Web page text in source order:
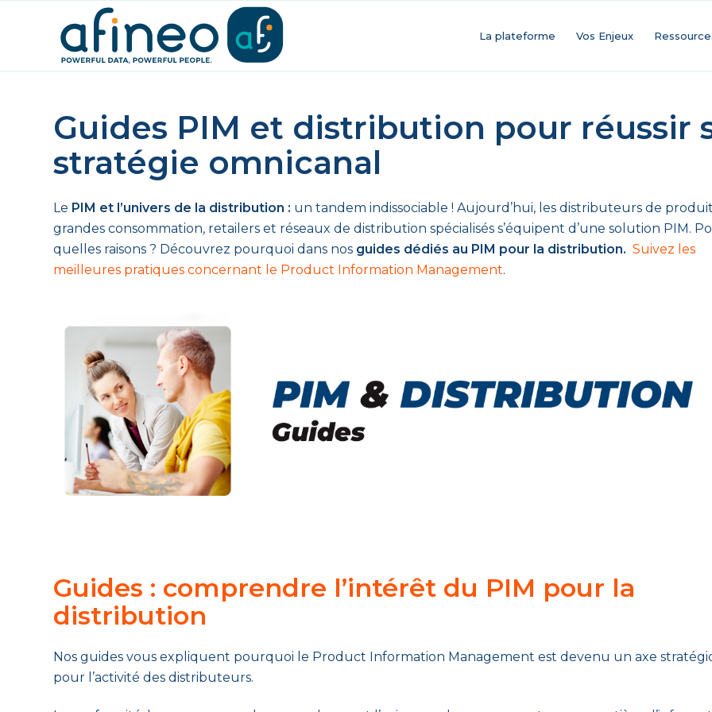
La plateforme Vos Enjeux
Guides PIM et distribution pour réussir
stratégie omnicanal
Le PIM et l’univers de la distribution : un tandem indissociable ! Aujourd’hui, les distributeurs de
grandes consommation, retailers et réseaux de distribution spécialisés s’équipent d’une solution PIM.
quelles raisons ? Découvrez pourquoi dans nos guides dédiés au PIM pour la distribution. Suivez les
meilleures pratiques concernant le Product Information Management.
Guides : comprendre l’intérêt du PIM pour la
distribution
Nos guides vous expliquent pourquoi le Product Information Management est devenu un axe
pour l’activité des distributeurs.